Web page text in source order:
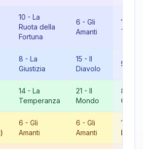
10 - La
Ruota della
Fortuna
6 - Gli
Amanti
16
Torre
8 - La
Giustizia
15 - Il
Diavolo
5
14 - La
Temperanza
21 - Il
Mondo
8
6 - Gli
Amanti
6 - Gli
Amanti
12